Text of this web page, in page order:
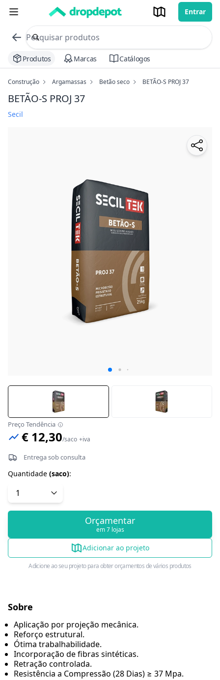
Entrar
commerce search no header
Procurar
Produtos Marcas Catálogos
Construção Argamassas Betão seco BETÃO-S PROJ 37
BETÃO-S PROJ 37
Secil
Preço Tendência
€ 12,30/saco +iva
Entrega sob consulta
Quantidade (saco):
Orçamentar
em 7 lojas
Adicionar ao projeto
Adicione ao seu projeto para obter orçamentos de vários produtos
Sobre
Aplicação por projeção mecânica.
Reforço estrutural.
Ótima trabalhabilidade.
Incorporação de fibras sintéticas.
Retração controlada.
Resistência a Compressão (28 Dias) ≥ 37 Mpa.